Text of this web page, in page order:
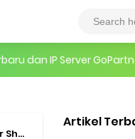
hingga Masa Depannya
Artikel